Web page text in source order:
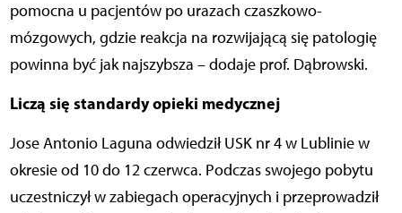
pomocna u pacjentów po urazach czaszkowo-
mózgowych, gdzie reakcja na rozwijającą się patologię
powinna być jak najszybsza – dodaje prof. Dąbrowski.
Liczą się standardy opieki medycznej
Jose Antonio Laguna odwiedził USK nr 4 w Lublinie w
okresie od 10 do 12 czerwca. Podczas swojego pobytu
uczestniczył w zabiegach operacyjnych i przeprowadził